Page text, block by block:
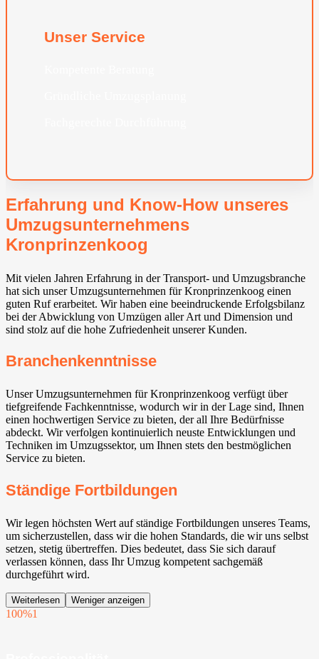
Unser Service
Erfahrung und Know-How unseres
Umzugsunternehmens
Kronprinzenkoog
Mit vielen Jahren Erfahrung in der Transport- und Umzugsbranche
hat sich unser Umzugsunternehmen für Kronprinzenkoog einen
guten Ruf erarbeitet. Wir haben eine beeindruckende Erfolgsbilanz
bei der Abwicklung von Umzügen aller Art und Dimension und
sind stolz auf die hohe Zufriedenheit unserer Kunden.
Branchenkenntnisse
Unser Umzugsunternehmen für Kronprinzenkoog verfügt über
tiefgreifende Fachkenntnisse, wodurch wir in der Lage sind, Ihnen
einen hochwertigen Service zu bieten, der all Ihre Bedürfnisse
abdeckt. Wir verfolgen kontinuierlich neuste Entwicklungen und
Techniken im Umzugssektor, um Ihnen stets den bestmöglichen
Service zu bieten.
Ständige Fortbildungen
Wir legen höchsten Wert auf ständige Fortbildungen unseres Teams,
um sicherzustellen, dass wir die hohen Standards, die wir uns selbst
setzen, stetig übertreffen. Dies bedeutet, dass Sie sich darauf
verlassen können, dass Ihr Umzug kompetent sachgemäß
durchgeführt wird.
Weiterlesen Weniger anzeigen
100%1